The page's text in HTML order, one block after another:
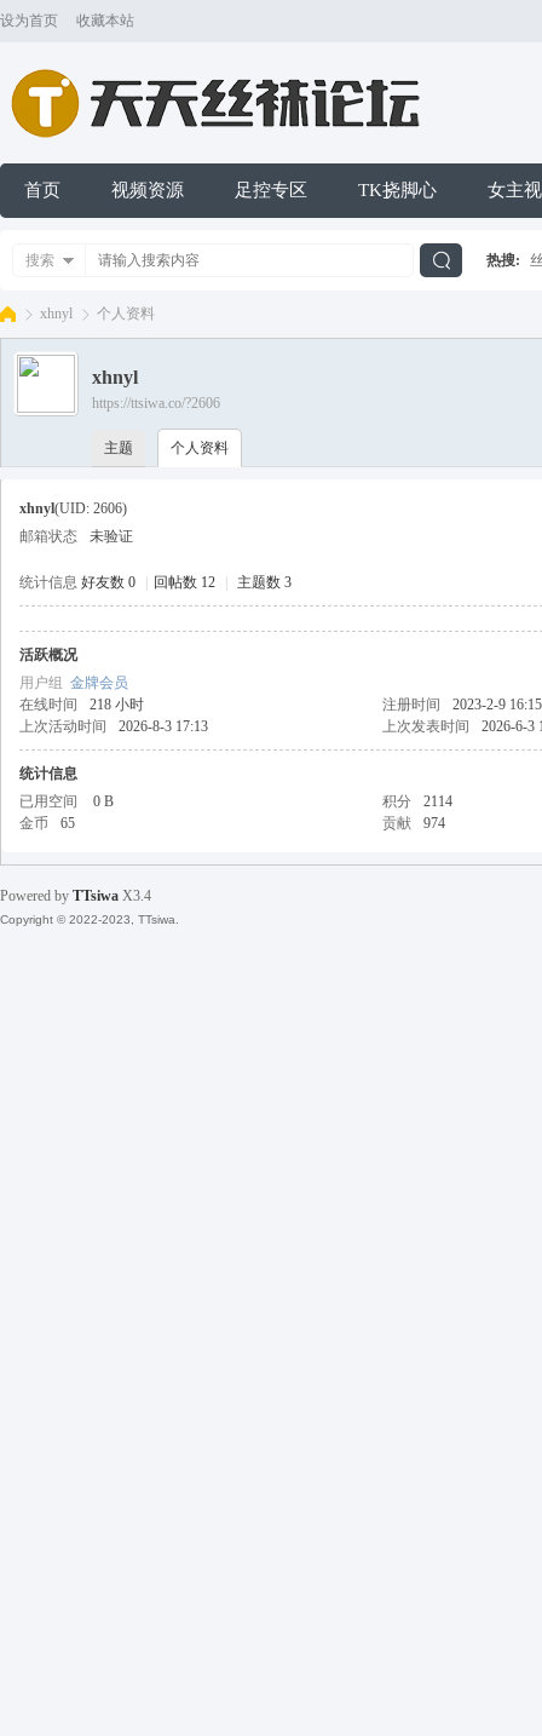
设为首页 收藏本站
首页 视频资源 足控专区 TK挠脚心 女主
搜索 热搜:
丝
›
xhnyl
›
个人资料
xhnyl
https://ttsiwa.co/?2606
主题 个人资料
xhnyl(UID: 2606)
邮箱状态
未验证
统计信息 好友数 0 回帖数 12 主题数 3
活跃概况
用户组 金牌会员
在线时间
218 小时 注册时间
2023-2-9 16:15
上次活动时间
2026-8-3 17:13 上次发表时间 2026-6-3
统计信息
已用空间
0 B 积分
2114
金币
65 贡献 974
Powered by TTsiwa X3.4
Copyright © 2022-2023, TTsiwa.